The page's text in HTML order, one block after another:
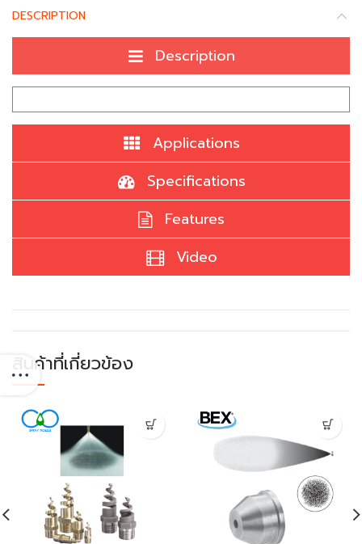
DESCRIPTION
Description
Applications
Specifications
Features
Video
สินค้าที่เกี่ยวข้อง